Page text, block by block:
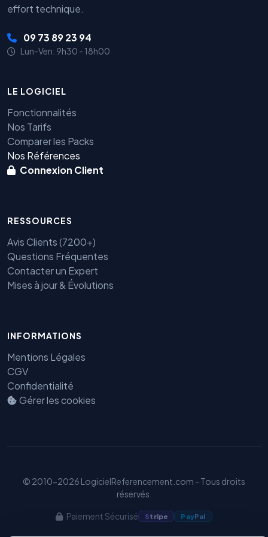
effort technique.
09 73 89 23 94
Lun-Ven: 9h30 - 18h00
LE LOGICIEL
Fonctionnalités
Nos Tarifs
Comparer les Packs
Nos Références
Connexion Client
RESSOURCES
Avis Clients (7200+)
Questions Fréquentes
Contacter un Expert
Mises à jour & Évolutions
INFORMATIONS
Mentions Légales
CGV
Confidentialité
Gérer les cookies
© 2010-2026 LogicielReferencement.com - Tous droits
réservés.
Paiement Sécurisé Stripe PayPal